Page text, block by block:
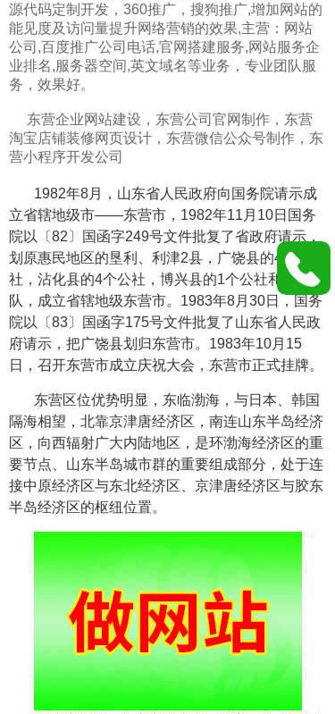
源代码定制开发 ， 360推广 ， 搜狗推广,增加网站的
能见度及访问量提升网络营销的效果,主营： 网站
公司 ,百度推广公司电话,官网搭建服务,网站服务企
业排名,服务器空间,英文域名等业务，专业团队服
务，效果好。
东营企业网站建设，东营公司官网制作，东营
淘宝店铺装修网页设计，东营微信公众号制作，东
营小程序开发公司
1982年8月，山东省人民政府向国务院请示成
立省辖地级市——东营市，1982年11月10日国务
院以〔82〕国函字249号文件批复了省政府请示，
划原惠民地区的垦利、利津2县，广饶县的4个公
社，沾化县的4个公社，博兴县的1个公社和3个大
队，成立省辖地级东营市。1983年8月30日，国务
院以〔83〕国函字175号文件批复了山东省人民政
府请示，把广饶县划归东营市。1983年10月15
日，召开东营市成立庆祝大会，东营市正式挂牌。
东营区位优势明显，东临渤海，与日本、韩国
隔海相望，北靠京津唐经济区，南连山东半岛经济
区，向西辐射广大内陆地区，是环渤海经济区的重
要节点、山东半岛城市群的重要组成部分，处于连
接中原经济区与东北经济区、京津唐经济区与胶东
半岛经济区的枢纽位置。